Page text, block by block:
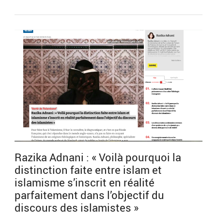
Razika Adnani : « Voilà pourquoi la
distinction faite entre islam et
islamisme s’inscrit en réalité
parfaitement dans l’objectif du
discours des islamistes »